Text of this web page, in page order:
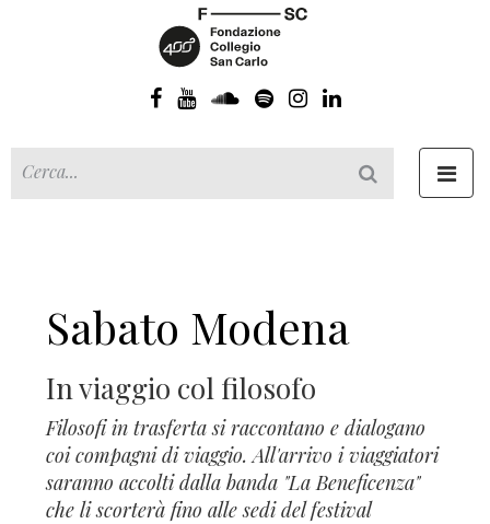
Sabato Modena
In viaggio col filosofo
Filosofi in trasferta si raccontano e dialogano
coi compagni di viaggio. All'arrivo i viaggiatori
saranno accolti dalla banda "La Beneficenza"
che li scorterà fino alle sedi del festival